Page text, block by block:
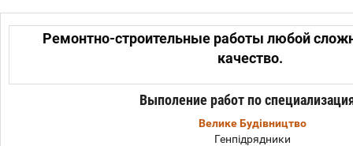
Ремонтно-строительные работы любой
качество.
Выполение работ по
Велике Будівництво
Генпідрядники